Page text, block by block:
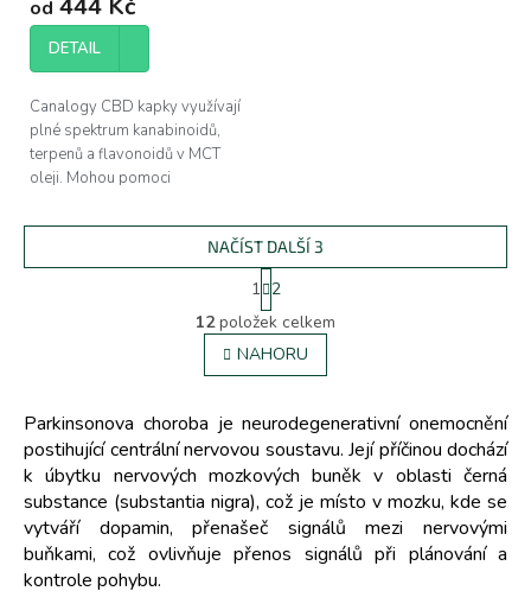
od
DETAIL
Canalogy CBD kapky využívají
plné spektrum kanabinoidů,
terpenů a flavonoidů v MCT
oleji. Mohou pomoci
kvality vašeho...
O
v
l
á
a
c
í
p
r
v
k
NAČÍST DALŠÍ 3
S
t
r
á
n
k
v
n
í
1 2
12položek celkem
NAHORU
Parkinsonova choroba je neurodegenerativní onemocnění
postihující centrální nervovou soustavu. Její příčinou dochází
k úbytku nervových mozkových buněk v oblasti černá
substance (substantia nigra), což je místo v mozku, kde se
vytváří dopamin, přenašeč signálů mezi nervovými
buňkami, což ovlivňuje přenos signálů při plánování a
kontrole pohybu.